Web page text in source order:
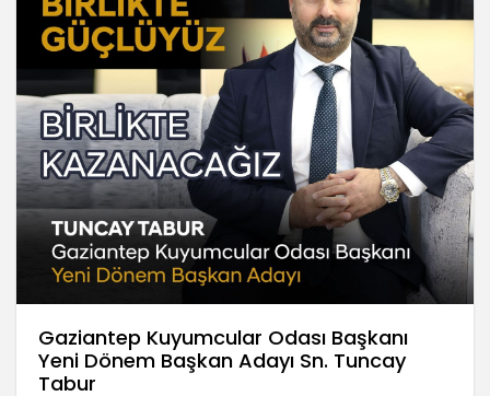
Gaziantep Kuyumcular Odası Başkanı
Yeni Dönem Başkan Adayı Sn. Tuncay
Tabur